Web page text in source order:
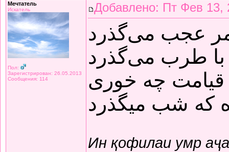
Мечтатель
Искатель
Пол:
Зарегистрирован: 26.05.2013
Сообщения: 114
Добавлено: Пт Фев 13,
عجب می‌گذرد
طرب می‌گذرد
چه خوری
که شب میگذرد
Ин қофилаи умр